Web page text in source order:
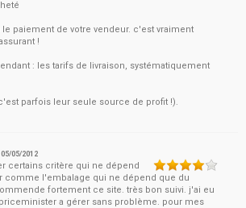
paiement de votre vendeur. c'est vraiment
!
: les tarifs de livraison, systématiquement
parfois leur seule source de profit !).
05/05/2012
certains critère qui ne dépend
comme l'embalage qui ne dépend que du
fortement ce site. très bon suivi. j'ai eu
a gérer sans problème. pour mes